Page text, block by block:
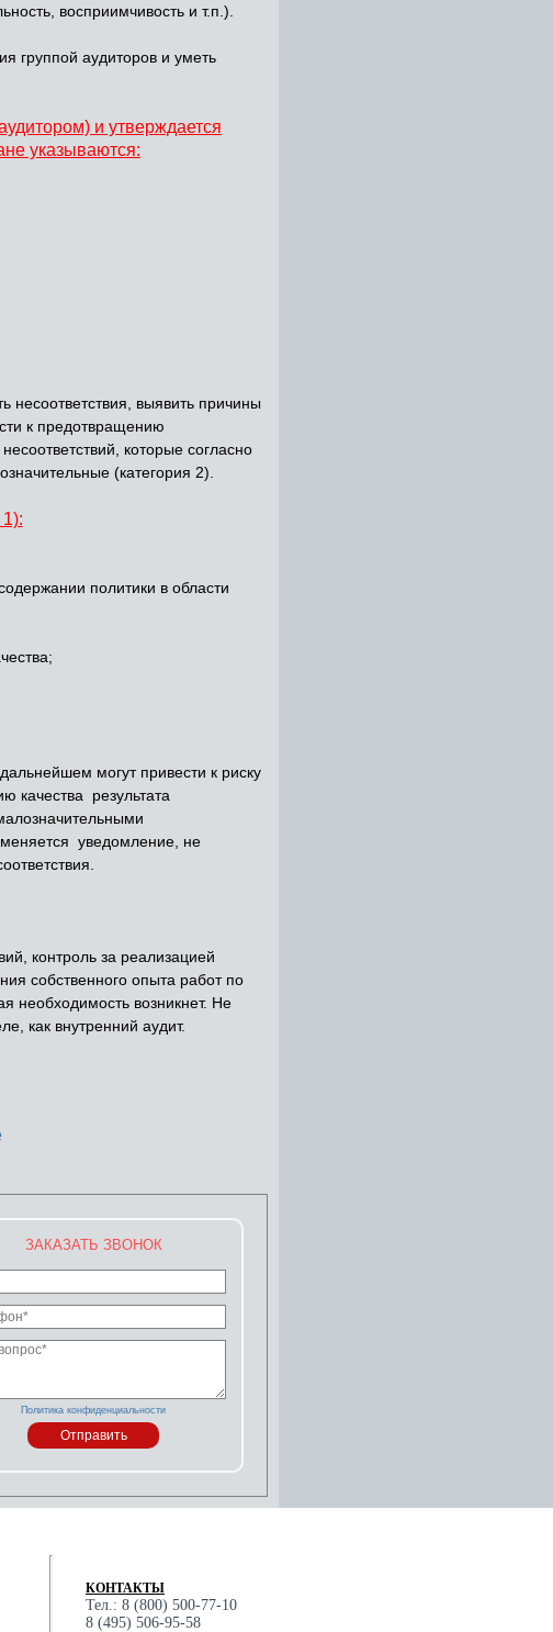
восприимчивость и т.п.).
группой аудиторов и уметь
и утверждается
указываются:
выявить причины
к предотвращению
которые согласно
(категория 2).
политики в области
могут привести к риску
качества результата
уведомление, не
контроль за реализацией
собственного опыта работ по
необходимость возникнет. Не
как внутренний аудит.
ЗАКАЗАТЬ ЗВОНОК
Политика конфиденциальности
КОНТАКТЫ
Тел.: 8 (800) 500-77-10
8 (495) 506-95-58